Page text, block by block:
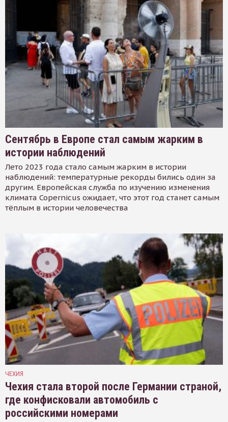
Сентябрь в Европе стал самым жарким в
истории наблюдений
Лето 2023 года стало самым жарким в истории
наблюдений: температурные рекорды бились один за
другим. Европейская служба по изучению изменения
климата Copernicus ожидает, что этот год станет самым
тёплым в истории человечества
ЧЕХИЯ
Чехия стала второй после Германии страной,
где конфисковали автомобиль с
российскими номерами